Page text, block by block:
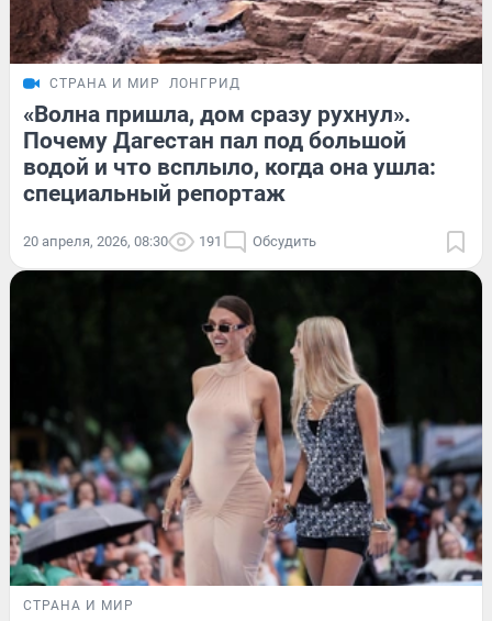
СТРАНА И МИР ЛОНГРИД
«Волна пришла, дом сразу рухнул».
Почему Дагестан пал под большой
водой и что всплыло, когда она ушла:
специальный репортаж
20 апреля, 2026, 08:30 191 Обсудить
СТРАНА И МИР